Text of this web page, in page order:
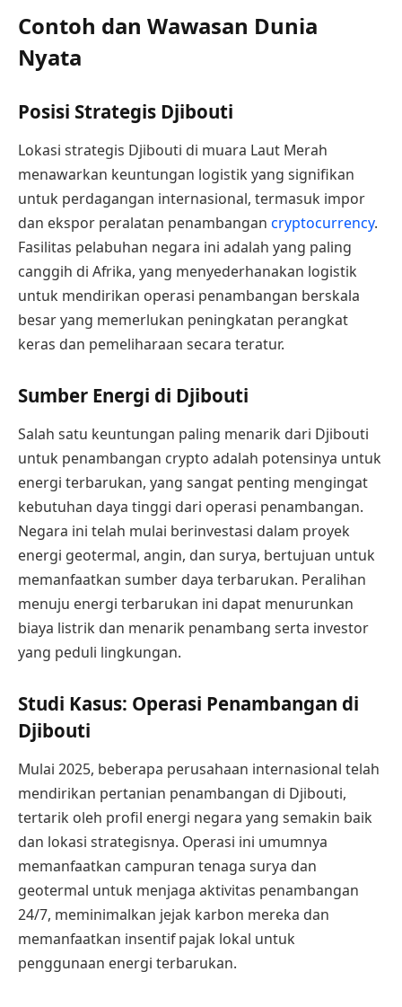
Contoh dan Wawasan Dunia
Nyata
Posisi Strategis Djibouti
Lokasi strategis Djibouti di muara Laut Merah
menawarkan keuntungan logistik yang signifikan
untuk perdagangan internasional, termasuk impor
dan ekspor peralatan penambangan cryptocurrency.
Fasilitas pelabuhan negara ini adalah yang paling
canggih di Afrika, yang menyederhanakan logistik
untuk mendirikan operasi penambangan berskala
besar yang memerlukan peningkatan perangkat
keras dan pemeliharaan secara teratur.
Sumber Energi di Djibouti
Salah satu keuntungan paling menarik dari Djibouti
untuk penambangan crypto adalah potensinya untuk
energi terbarukan, yang sangat penting mengingat
kebutuhan daya tinggi dari operasi penambangan.
Negara ini telah mulai berinvestasi dalam proyek
energi geotermal, angin, dan surya, bertujuan untuk
memanfaatkan sumber daya terbarukan. Peralihan
menuju energi terbarukan ini dapat menurunkan
biaya listrik dan menarik penambang serta investor
yang peduli lingkungan.
Studi Kasus: Operasi Penambangan di
Djibouti
Mulai 2025, beberapa perusahaan internasional telah
mendirikan pertanian penambangan di Djibouti,
tertarik oleh profil energi negara yang semakin baik
dan lokasi strategisnya. Operasi ini umumnya
memanfaatkan campuran tenaga surya dan
geotermal untuk menjaga aktivitas penambangan
24/7, meminimalkan jejak karbon mereka dan
memanfaatkan insentif pajak lokal untuk
penggunaan energi terbarukan.